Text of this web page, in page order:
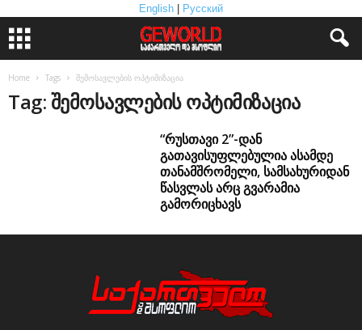
English Русский
Home Tags შემოსავლების ოპტიმიზაცია
Tag: შემოსავლების ოპტიმიზაცია
“რუსთავი 2”-დან
გათავისუფლებულია ასამდე
თანამშრომელი, სამსახურიდან
წასვლას არც გვარამია
გამორიცხავს